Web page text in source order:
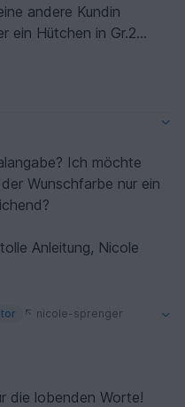
andere Kundin
ein Hütchen in Gr.2
Antwort von/für
Größe werden ~56g
schönen Rest-
Ich möchte
Wunschfarbe nur ein
Anleitung, Nicole
nicole-sprenger
die lobenden Worte!